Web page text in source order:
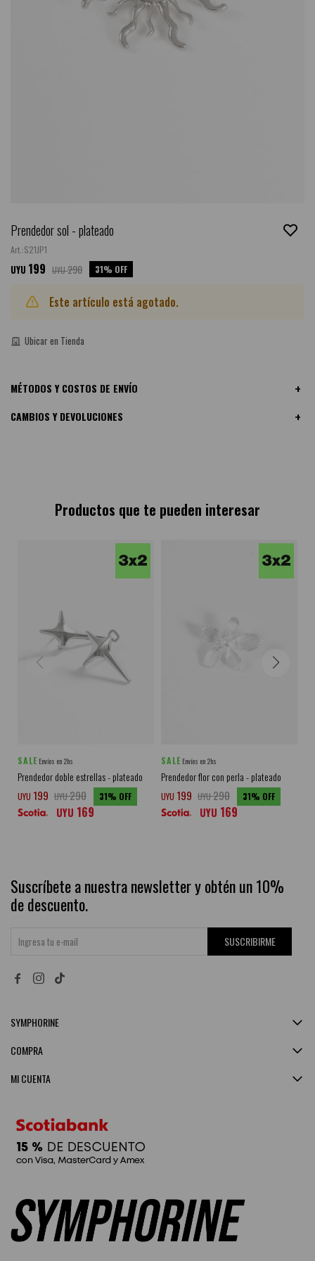
Prendedor sol - plateado
S21JP1
UYU 199 UYU290 31
Este artículo está agotado.
Ubicar en Tienda
MÉTODOS Y COSTOS DE ENVÍO
CAMBIOS Y DEVOLUCIONES
Productos que te pueden interesar
SALE Envíos en 2hs
Prendedor doble estrellas - plateado
UYU 199 UYU290 31
UYU 169
SALE Envíos en 2hs
Prendedor flor con perla - plateado
UYU 199 UYU290 31
UYU 169
Suscríbete a nuestra newsletter y obtén un 10%
de descuento.
SUSCRIBIRME
 
SYMPHORINE
MI CUENTA
COMPRA